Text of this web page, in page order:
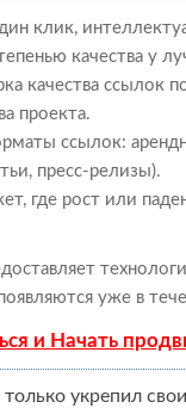
клик,
качества у
качества
проекта.
ссылок:
пресс-релизы).
где рост или
уже в
и Начать
укрепил